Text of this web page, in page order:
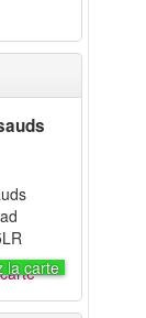
la carte